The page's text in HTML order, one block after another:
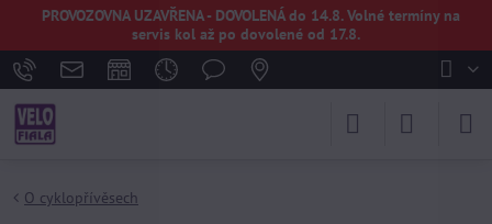
PROVOZOVNA UZAVŘENA - DOVOLENÁ do 14.8. Volné termíny na
servis kol až po dovolené od 17.8.
O cyklopřívěsech